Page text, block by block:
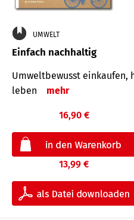
UMWELT
Einfach nachhaltig
Umweltbewusst einkaufen,
leben
mehr
16,90 €
13,99 €